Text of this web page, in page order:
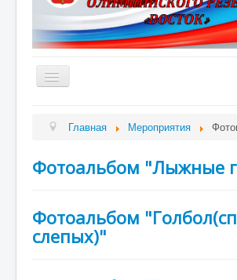
О школе
Новости
Гордость школы
Главная Мероприятия
Фотоальбом "Лыжные
Фотоальбом
слепых)"